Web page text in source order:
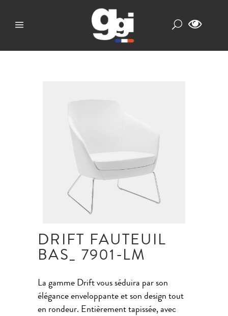
DRIFT FAUTEUIL
BAS_ 7901-LM
La gamme Drift vous séduira par son
élégance enveloppante et son design tout
en rondeur. Entièrement tapissée, avec